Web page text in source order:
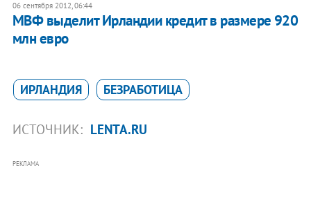
06 сентября 2012, 06:44
МВФ выделит Ирландии кредит в размере 920
млн евро
ИРЛАНДИЯ БЕЗРАБОТИЦА
ИСТОЧНИК: LENTA.RU
РЕКЛАМА